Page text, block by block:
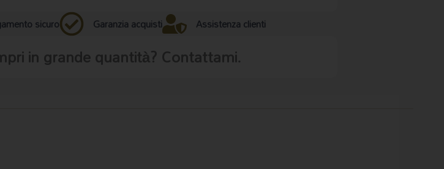
sicuro Garanzia acquisti Assistenza clienti
in grande quantità? Contattami.